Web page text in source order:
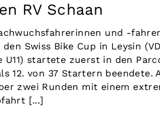
RV Schaan
und -fahrer
Swiss Bike Cup in Leysin
U11) startete zuerst in den
12. von 37 Startern beendete.
zwei Runden mit einem
[...]